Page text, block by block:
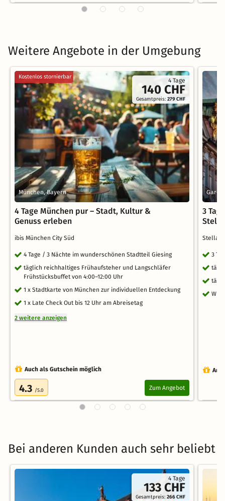
Weitere Angebote in der Umgebung
4 Tage
140 CHF
Gesamtpreis:279 CHF
Kostenlos stornierbar
München, Bayern
4 Tage München pur – Stadt, Kultur &
Genuss erleben
ibis München City Süd
4 Tage / 3 Nächte im wunderschönen Stadtteil Giesing
täglich reichhaltiges Frühaufsteher und Langschläfer
Frühstücksbuffet von 4:00–12:00 Uhr
1 x Stadtkarte von München zur individuellen Entdeckung
1 x Late Check Out bis 12 Uhr am Abreisetag
2 weitere anzeigen
Auch als Gutschein möglich
4.3 /5.0 Zum Angebot
3
3
Bei anderen Kunden auch sehr beliebt
4 Tage
133 CHF
Gesamtpreis:266 CHF